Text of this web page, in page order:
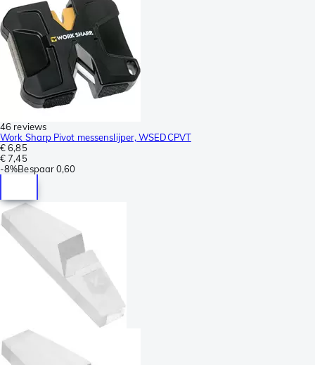
46 reviews
Work Sharp Pivot messenslijper, WSEDCPVT
€ 6,85
€ 7,45
-8%Bespaar0,60